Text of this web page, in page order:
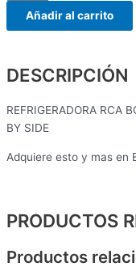
Añadir al carrito
DESCRIPCIÓN
REFRIGERADORA RCA
BY SIDE
Adquiere esto y mas en
PRODUCTOS
Productos